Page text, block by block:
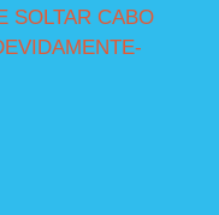
SOLTAR CABO